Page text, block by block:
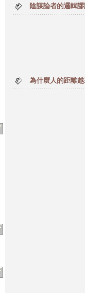
陰謀論者的邏輯
為什麼人的距離